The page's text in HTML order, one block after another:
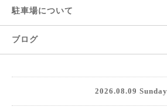
駐車場について
ブログ
2026.08.09 Sunday